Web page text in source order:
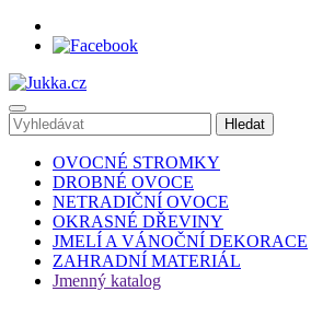
OVOCNÉ STROMKY
DROBNÉ OVOCE
NETRADIČNÍ OVOCE
OKRASNÉ DŘEVINY
JMELÍ A VÁNOČNÍ DEKORACE
ZAHRADNÍ MATERIÁL
Jmenný katalog